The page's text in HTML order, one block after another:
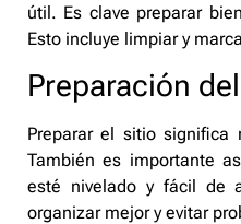
útil. Es clave preparar
Esto incluye limpiar y
Preparación
Preparar el sitio significa
También es importante
esté nivelado y fácil de
organizar mejor y evitar